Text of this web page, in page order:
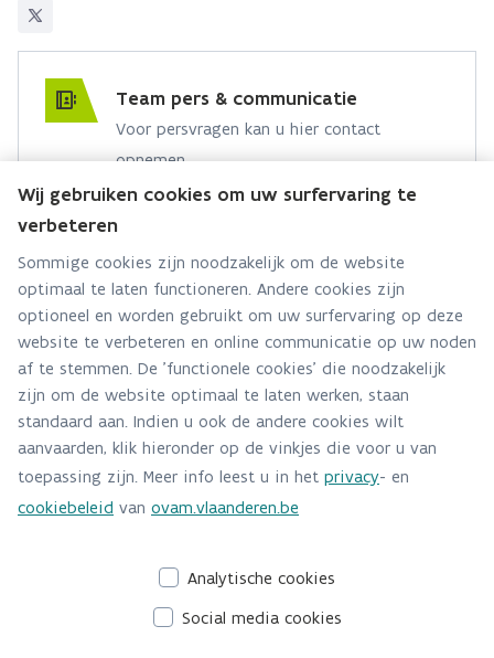
Team pers & communicatie
Voor persvragen kan u hier contact
opnemen.
Hebt u een persvraag? Stel ze hier:
Via contact formulier
Alle contactgegevens
Adres
Stationsstraat 110
2800 Mechelen
Route en bereikbaarheid
Telefoon
015284140
Wij gebruiken cookies om uw surfervaring te
verbeteren
Sommige cookies zijn noodzakelijk om de website
optimaal te laten functioneren. Andere cookies zijn
optioneel en worden gebruikt om uw surfervaring op deze
website te verbeteren en online communicatie op uw noden
af te stemmen. De 'functionele cookies' die noodzakelijk
zijn om de website optimaal te laten werken, staan
standaard aan. Indien u ook de andere cookies wilt
aanvaarden, klik hieronder op de vinkjes die voor u van
toepassing zijn. Meer info leest u in het privacy- en
cookiebeleid van ovam.vlaanderen.be
Analytische cookies
Social media cookies